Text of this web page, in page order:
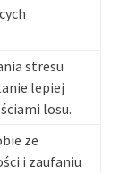
stresu
lepiej
losu.
ze
i zaufaniu